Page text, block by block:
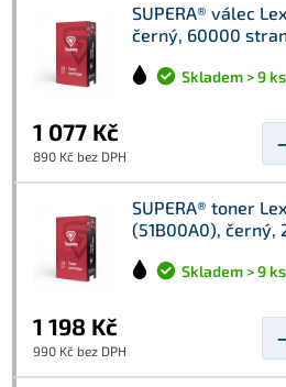
SUPERA® válec
černý, 60000
Skladem > 9 ks
1 077 Kč
890 Kč bez DPH
SUPERA® toner
(51B00A0), černý,
Skladem > 9 ks
1 198 Kč
990 Kč bez DPH